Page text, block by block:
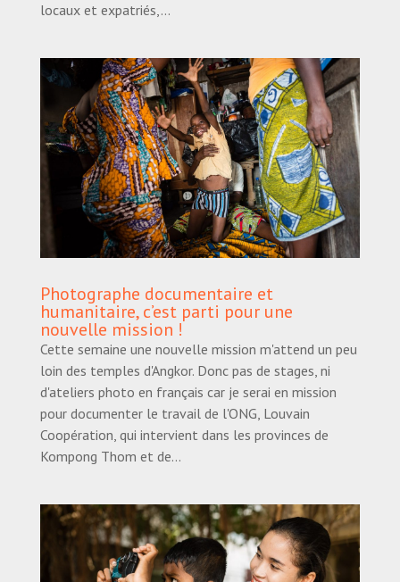
locaux et expatriés,...
Photographe documentaire et
humanitaire, c’est parti pour une
nouvelle mission !
Cette semaine une nouvelle mission m'attend un peu
loin des temples d'Angkor. Donc pas de stages, ni
d'ateliers photo en français car je serai en mission
pour documenter le travail de l'ONG, Louvain
Coopération, qui intervient dans les provinces de
Kompong Thom et de...